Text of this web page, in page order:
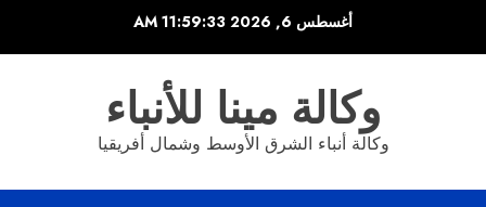
أغسطس 6, 2026 11:59:33 AM
وكالة مينا للأنباء
وكالة أنباء الشرق الأوسط وشمال أفريقيا